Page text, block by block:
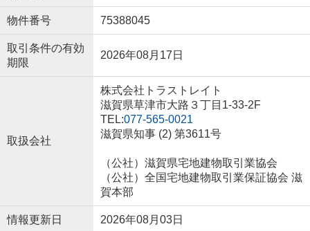
物件番号 75388045
取引条件の有効
期限
2026年08月17日
取扱会社
株式会社トラストレイト
滋賀県草津市大路３丁目1-33-2F
TEL:077-565-0021
滋賀県知事 (2) 第3611号
（公社）滋賀県宅地建物取引業協会
（公社）全国宅地建物取引業保証協会 滋
賀本部
情報更新日 2026年08月03日